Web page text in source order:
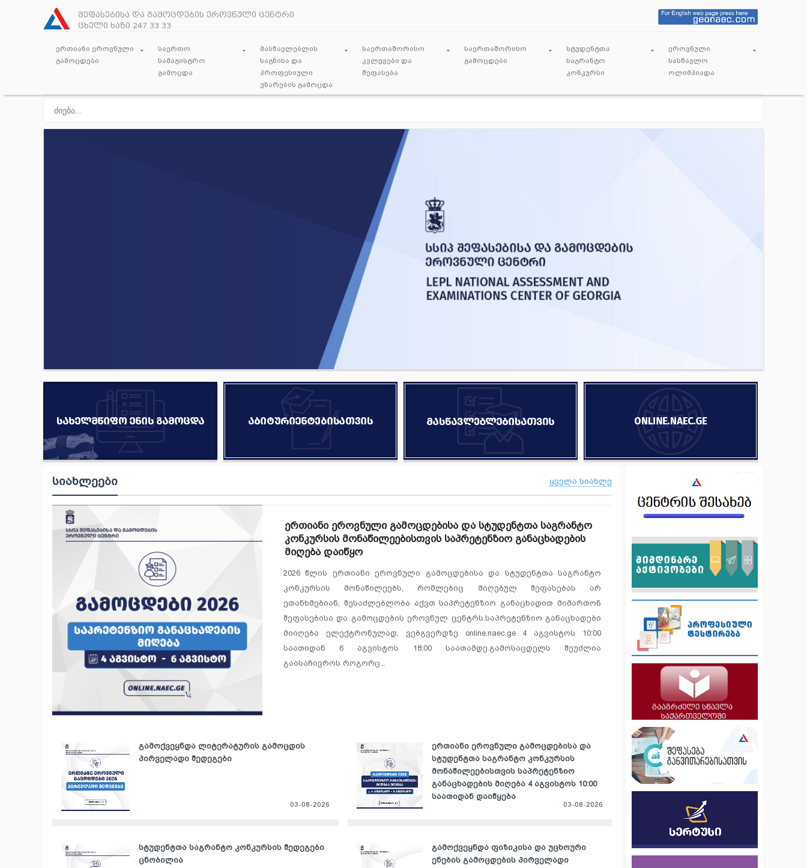
შეფასებისა და გამოცდების ეროვნული ცენტრი
ცხელი ხაზი 247 33 33
ერთიანი ეროვნული
გამოცდები
საერთო
სამაგისტრო
გამოცდა
მასწავლებლის
საგნისა და
პროფესიული
უნარების გამოცდა
საერთაშორისო
კვლევები და
შეფასება
საერთაშორისო
გამოცდები
სტუდენტთა
საგრანტო
კონკურსი
ეროვნული
სასწავლო
ოლიმპიადა
ყველა სიახლე
ᲡᲘᲐᲮᲚᲔᲔᲑᲘ
ერთიანი ეროვნული გამოცდებისა და სტუდენტთა საგრანტო
კონკურსის მონაწილეებისთვის საპრეტენზიო განაცხადების
მიღება დაიწყო
2026 წლის ერთიანი ეროვნული გამოცდებისა და სტუდენტთა საგრანტო
კონკურსის მონაწილეებს, რომლებიც მიღებულ შეფასებას არ
ეთანხმებიან, შესაძლებლობა აქვთ საპრეტენზიო განაცხადით მიმართონ
შეფასებისა და გამოცდების ეროვნულ ცენტრს.საპრეტენზიო განაცხადები
მიიღება ელექტრონულად, ვებგვერდზე online.naec.ge 4 აგვისტოს 10:00
საათიდან 6 აგვისტოს 18:00 საათამდე.გამოსაცდელს შეუძლია
გაასაჩივროს როგორც...
გამოქვეყნდა ლიტერატურის გამოცდის
პირველადი შედეგები
03-08-2026
ერთიანი ეროვნული გამოცდებისა და
სტუდენტთა საგრანტო კონკურსის
მონაწილეებისთვის საპრეტენზიო
განაცხადების მიღება 4 აგვისტოს 10:00
საათიდან დაიწყება
03-08-2026
სტუდენტთა საგრანტო კონკურსის შედეგები
ცნობილია
გამოქვეყნდა ფიზიკისა და უცხოური
ენების გამოცდების პირველადი